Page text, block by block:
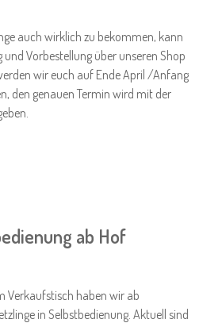
auch wirklich zu bekommen, kann
Vorbestellung über unseren Shop
wir euch auf Ende April /Anfang
den genauen Termin wird mit der
ab Hof
Verkaufstisch haben wir ab
in Selbstbedienung. Aktuell sind